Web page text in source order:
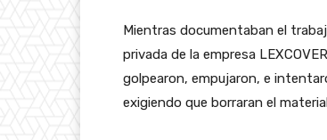
Mientras documentaban el
privada de la empresa
golpearon, empujaron, e
exigiendo que borraran el